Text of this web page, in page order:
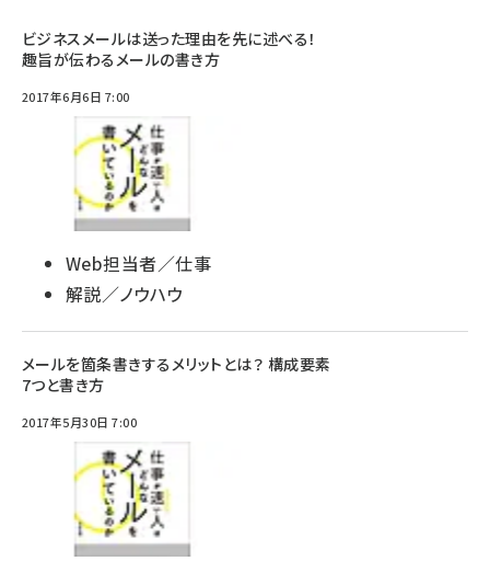
ビジネスメールは送った理由を先に述べる！
趣旨が伝わるメールの書き方
2017年6月6日 7:00
Web担当者／仕事
解説／ノウハウ
メールを箇条書きするメリットとは？ 構成要素
7つと書き方
2017年5月30日 7:00